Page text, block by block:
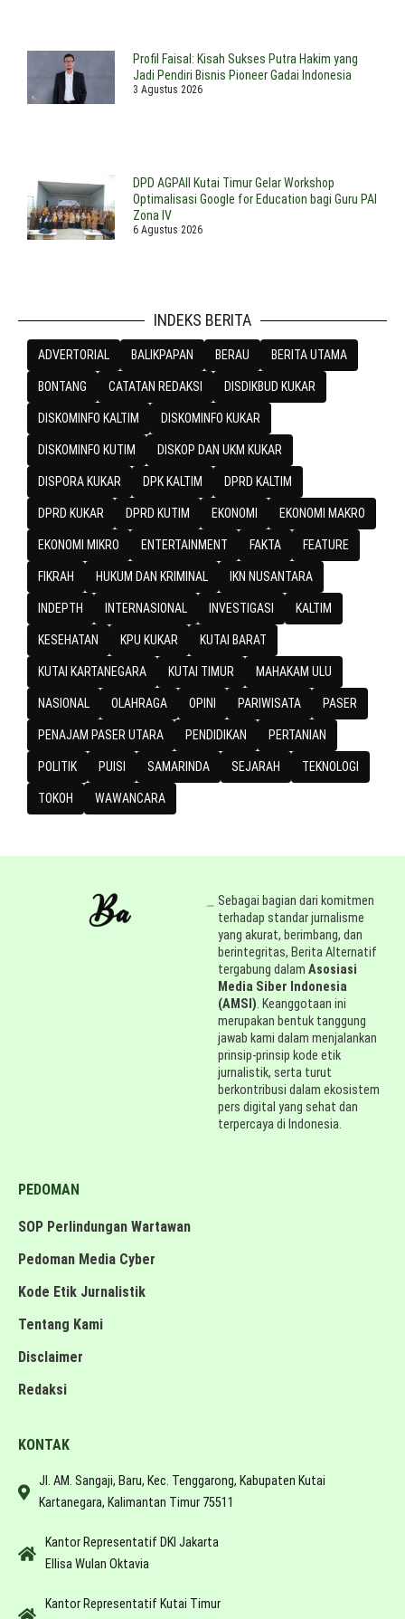
Profil Faisal: Kisah Sukses Putra Hakim yang
Jadi Pendiri Bisnis Pioneer Gadai Indonesia
3 Agustus 2026
DPD AGPAII Kutai Timur Gelar Workshop
Optimalisasi Google for Education bagi Guru PAI
Zona IV
6 Agustus 2026
INDEKS BERITA
ADVERTORIAL BALIKPAPAN BERAU BERITA UTAMA
BONTANG CATATAN REDAKSI DISDIKBUD KUKAR
DISKOMINFO KALTIM DISKOMINFO KUKAR
DISKOMINFO KUTIM DISKOP DAN UKM KUKAR
DISPORA KUKAR DPK KALTIM DPRD KALTIM
DPRD KUKAR DPRD KUTIM EKONOMI EKONOMI MAKRO
EKONOMI MIKRO ENTERTAINMENT FAKTA FEATURE
FIKRAH HUKUM DAN KRIMINAL IKN NUSANTARA
INDEPTH INTERNASIONAL INVESTIGASI KALTIM
KESEHATAN KPU KUKAR KUTAI BARAT
KUTAI KARTANEGARA KUTAI TIMUR MAHAKAM ULU
NASIONAL OLAHRAGA OPINI PARIWISATA PASER
PENAJAM PASER UTARA PENDIDIKAN PERTANIAN
POLITIK PUISI SAMARINDA SEJARAH TEKNOLOGI
TOKOH WAWANCARA
Sebagai bagian dari komitmen
terhadap standar jurnalisme
yang akurat, berimbang, dan
berintegritas, Berita Alternatif
tergabung dalamAsosiasi
Media Siber Indonesia
(AMSI). Keanggotaan ini
merupakan bentuk tanggung
jawab kami dalam menjalankan
prinsip-prinsip kode etik
jurnalistik, serta turut
berkontribusi dalam ekosistem
pers digital yang sehat dan
terpercaya di Indonesia.
PEDOMAN
SOP Perlindungan Wartawan
Pedoman Media Cyber
Kode Etik Jurnalistik
Tentang Kami
Disclaimer
Redaksi
KONTAK
Jl. AM. Sangaji, Baru, Kec. Tenggarong, Kabupaten Kutai
Kartanegara, Kalimantan Timur 75511
Kantor Representatif DKI Jakarta
Ellisa Wulan Oktavia
Kantor Representatif Kutai Timur